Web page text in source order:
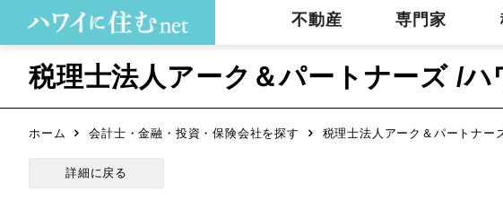
不動産 専門家
税理士法人アーク＆パートナーズ /
ホーム 会計士・金融・投資・保険会社を探す 税理士法人アーク＆パートナー
詳細に戻る